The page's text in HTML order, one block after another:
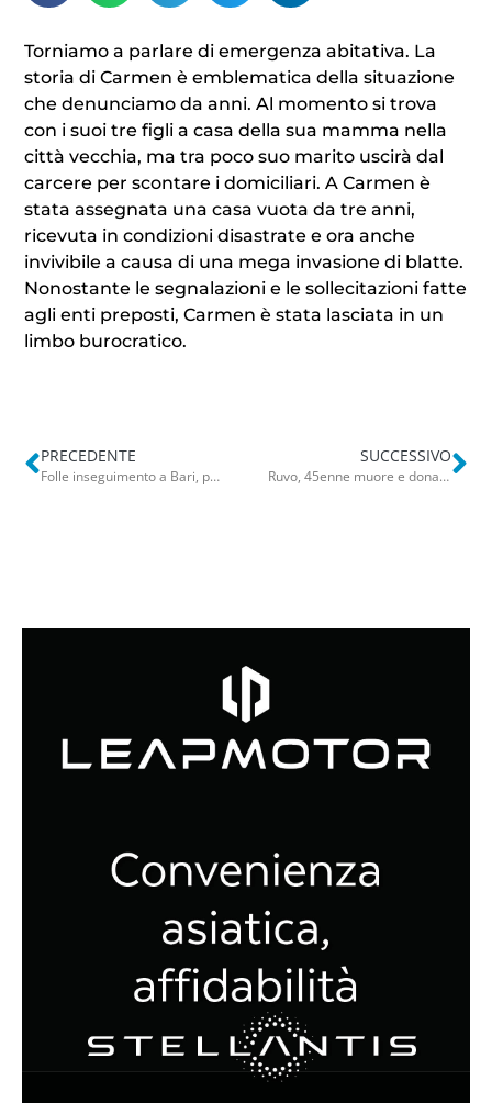
Torniamo a parlare di emergenza abitativa. La
storia di Carmen è emblematica della situazione
che denunciamo da anni. Al momento si trova
con i suoi tre figli a casa della sua mamma nella
città vecchia, ma tra poco suo marito uscirà dal
carcere per scontare i domiciliari. A Carmen è
stata assegnata una casa vuota da tre anni,
ricevuta in condizioni disastrate e ora anche
invivibile a causa di una mega invasione di blatte.
Nonostante le segnalazioni e le sollecitazioni fatte
agli enti preposti, Carmen è stata lasciata in un
limbo burocratico.
PRECEDENTE
Folle inseguimento a Bari, perde il controllo e si schianta contro 6 auto parcheggiate: fermato
SUCCESSIVO
Ruvo, 45enne muore e dona gli organi. Il grazie dell’Asl: “Nulla è facile gesto che riaccende speranze di vita”